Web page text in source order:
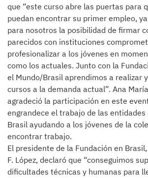
que “este curso abre las puertas para
puedan encontrar su primer empleo,
para nosotros la posibilidad de firmar
parecidos con instituciones
profesionalizar a los jóvenes en
como los actuales. Junto con la
el Mundo/Brasil aprendimos a realizar
cursos a la demanda actual”. Ana
agradeció la participación en este
engrandece el trabajo de las entidades
Brasil ayudando a los jóvenes de la
encontrar trabajo.
El presidente de la Fundación en
F. López, declaró que “conseguimos
dificultades técnicas y humanas para